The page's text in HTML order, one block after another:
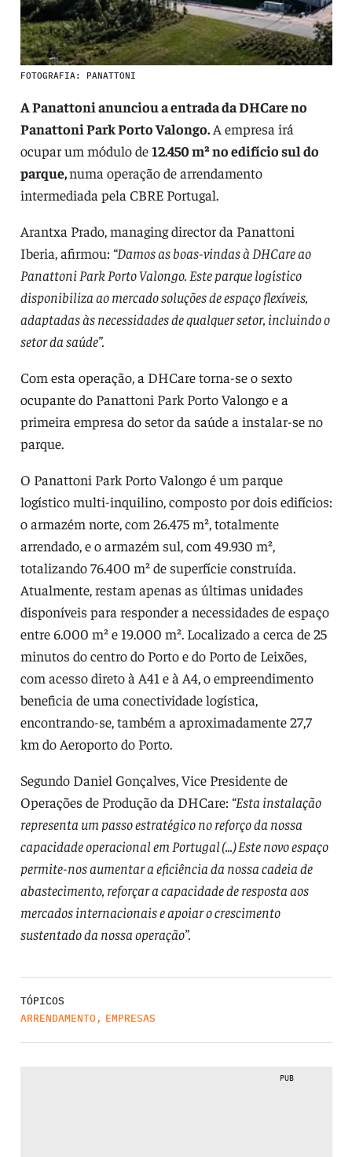
FOTOGRAFIA: PANATTONI
A Panattoni anunciou a entrada da DHCare no
Panattoni Park Porto Valongo.A empresa irá
ocupar um módulo de12.450 m² no edifício sul do
parque,numa operação de arrendamento
intermediada pela CBRE Portugal.
Arantxa Prado, managing director da Panattoni
Iberia, afirmou: “Damos as boas-vindas à DHCare ao
Panattoni Park Porto Valongo. Este parque logístico
disponibiliza ao mercado soluções de espaço flexíveis,
adaptadas às necessidades de qualquer setor, incluindo o
setor da saúde”.
Com esta operação, a DHCare torna-se o sexto
ocupante do Panattoni Park Porto Valongo e a
primeira empresa do setor da saúde a instalar-se no
parque.
O Panattoni Park Porto Valongo é um parque
logístico multi-inquilino, composto por dois edifícios:
o armazém norte, com 26.475 m², totalmente
arrendado, e o armazém sul, com 49.930 m²,
totalizando 76.400 m² de superfície construída.
Atualmente, restam apenas as últimas unidades
disponíveis para responder a necessidades de espaço
entre 6.000 m² e 19.000 m². Localizado a cerca de 25
minutos do centro do Porto e do Porto de Leixões,
com acesso direto à A41 e à A4, o empreendimento
beneficia de uma conectividade logística,
encontrando-se, também a aproximadamente 27,7
km do Aeroporto do Porto.
Segundo Daniel Gonçalves, Vice Presidente de
Operações de Produção da DHCare: “Esta instalação
representa um passo estratégico no reforço da nossa
capacidade operacional em Portugal (...) Este novo espaço
permite-nos aumentar a eficiência da nossa cadeia de
abastecimento, reforçar a capacidade de resposta aos
mercados internacionais e apoiar o crescimento
sustentado da nossa operação”.
TÓPICOS
ARRENDAMENTO, EMPRESAS
PUB